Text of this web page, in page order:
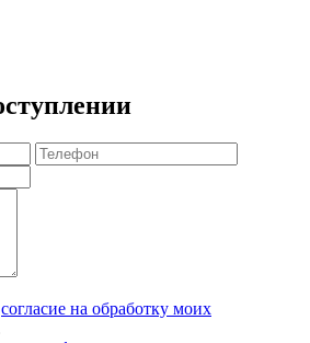
согласие на обработку моих